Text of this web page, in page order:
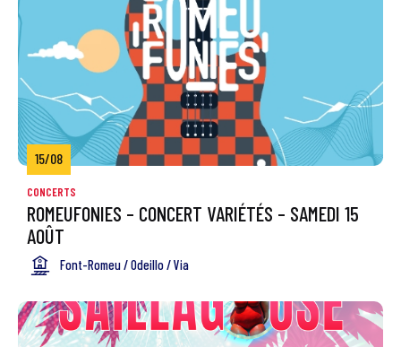
15/08
CONCERTS
ROMEUFONIES – CONCERT VARIÉTÉS – SAMEDI 15
AOÛT
Font-Romeu / Odeillo / Via